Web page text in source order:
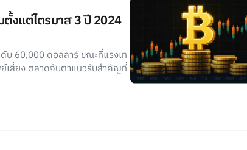
งแต่ไตรมาส 3 ปี 2024
บ 60,000 ดอลลาร์ ขณะที่แรงเท
เสี่ยง ตลาดจับตาแนวรับสำคัญที่